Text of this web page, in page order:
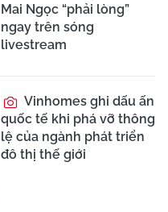
Mai Ngọc “phải lòng”
ngay trên sóng
livestream
Vinhomes ghi dấu ấn
quốc tế khi phá vỡ thông
lệ của ngành phát triển
đô thị thế giới